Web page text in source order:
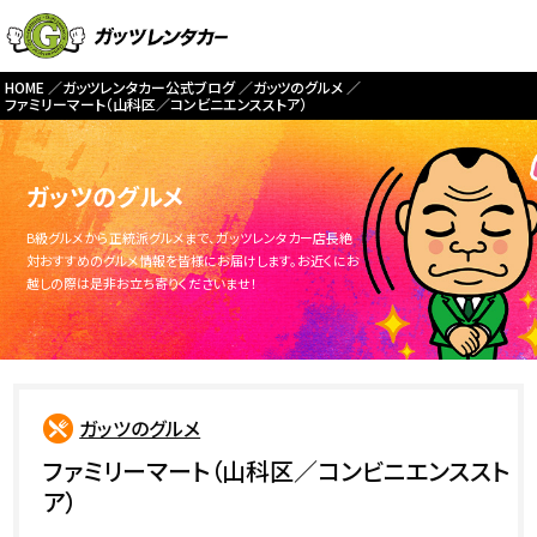
HOME ガッツレンタカー公式ブログ
ガッツのグルメ
ファミリーマート（山科区／コンビニエンスストア）
ガッツのグルメ
B級グルメから正統派グルメまで、ガッツレンタカー店長絶
対おすすめのグルメ情報を皆様にお届けします。お近くにお
越しの際は是非お立ち寄りくださいませ！
ガッツのグルメ
ファミリーマート（山科区／コンビニエンススト
ア）